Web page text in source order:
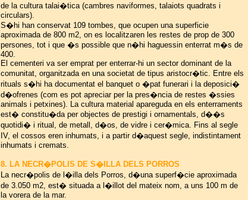
de la cultura talai�tica (cambres naviformes, talaiots quadrats i
circulars).
S�hi han conservat 109 tombes, que ocupen una superficie
aproximada de 800 m2, on es localitzaren les restes de prop de 300
persones, tot i que �s possible que n�hi haguessin enterrat m�s de
400.
El cementeri va ser emprat per enterrar-hi un sector dominant de la
comunitat, organitzada en una societat de tipus aristocr�tic. Entre els
rituals s�hi ha documentat el banquet o �pat funerari i la deposici�
d�ofrenes (com es pot apreciar per la pres�ncia de restes �ssies
animals i petxines). La cultura material apareguda en els enterraments
est� constitu�da per objectes de prestigi i ornamentals, d��s
quotidi� i ritual, de metall, d�os, de vidre i cer�mica. Fins al segle
IV, el cossos eren inhumats, i a partir d�aquest segle, indistintament
inhumats i cremats.
8. LA NECR�POLIS DE S�ILLA DELS PORROS
La necr�polis de l�illa dels Porros, d�una superf�cie aproximada
de 3.050 m2, est� situada a l�illot del mateix nom, a uns 100 m de
la vorera de la mar.